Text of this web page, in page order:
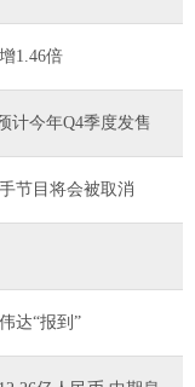
1.46倍
计今年Q4季度发售
节目将会被取消
达“报到”